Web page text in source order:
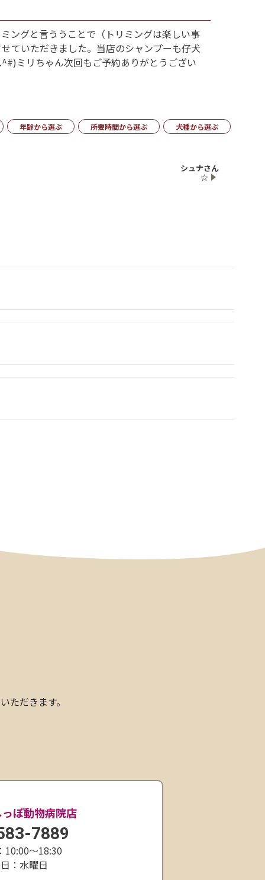
ングと言ううことで（トリミングは楽しい事
ていただきました。当店のシャンプーも仔犬
ミリちゃん次回もご予約ありがとうござい
年齢から選ぶ 所要時間から選ぶ 犬種から選ぶ
シュナさん
☆
ただきます。
ぽ動物病院店
7889
10:00〜18:30
：水曜日